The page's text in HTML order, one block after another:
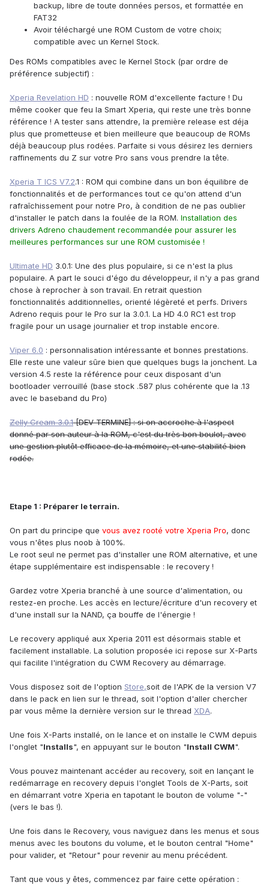
backup, libre de toute données persos, et formattée en
FAT32
Avoir téléchargé une ROM Custom de votre choix;
compatible avec un Kernel Stock.
Des ROMs compatibles avec le Kernel Stock (par ordre de
préférence subjectif) :
Xperia Revelation HD : nouvelle ROM d'excellente facture ! Du
même cooker que feu la Smart Xperia, qui reste une très bonne
référence ! A tester sans attendre, la première release est déja
plus que prometteuse et bien meilleure que beaucoup de ROMs
déjà beaucoup plus rodées. Parfaite si vous désirez les derniers
raffinements du Z sur votre Pro sans vous prendre la tête.
Xperia T ICS V7.2.1 : ROM qui combine dans un bon équilibre de
fonctionnalités et de performances tout ce qu'on attend d'un
rafraîchissement pour notre Pro, à condition de ne pas oublier
d'installer le patch dans la foulée de la ROM. Installation des
drivers Adreno chaudement recommandée pour assurer les
meilleures performances sur une ROM customisée !
Ultimate HD 3.0.1: Une des plus populaire, si ce n'est la plus
populaire. A part le souci d'égo du développeur, il n'y a pas grand
chose à reprocher à son travail. En retrait question
fonctionnalités additionnelles, orienté légèreté et perfs. Drivers
Adreno requis pour le Pro sur la 3.0.1. La HD 4.0 RC1 est trop
fragile pour un usage journalier et trop instable encore.
Viper 6.0 : personnalisation intéressante et bonnes prestations.
Elle reste une valeur sûre bien que quelques bugs la jonchent. La
version 4.5 reste la référence pour ceux disposant d'un
bootloader verrouillé (base stock .587 plus cohérente que la .13
avec le baseband du Pro)
Zelly Cream 3.0.1[DEV TERMINE] : si on accroche à l'aspect
donné par son auteur à la ROM, c'est du très bon boulot, avec
une gestion plutôt efficace de la mémoire, et une stabilité bien
rodée.
Etape 1 : Préparer le terrain.
On part du principe que vous avez rooté votre Xperia Pro, donc
vous n'êtes plus noob à 100%.
Le root seul ne permet pas d'installer une ROM alternative, et une
étape supplémentaire est indispensable : le recovery !
Gardez votre Xperia branché à une source d'alimentation, ou
restez-en proche. Les accès en lecture/écriture d'un recovery et
d'une install sur la NAND, ça bouffe de l'énergie !
Le recovery appliqué aux Xperia 2011 est désormais stable et
facilement installable. La solution proposée ici repose sur X-Parts
qui facilite l'intégration du CWM Recovery au démarrage.
Vous disposez soit de l'option Store,soit de l'APK de la version V7
dans le pack en lien sur le thread, soit l'option d'aller chercher
par vous même la dernière version sur le thread XDA.
Une fois X-Parts installé, on le lance et on installe le CWM depuis
l'onglet "Installs", en appuyant sur le bouton "Install CWM".
Vous pouvez maintenant accéder au recovery, soit en lançant le
redémarrage en recovery depuis l'onglet Tools de X-Parts, soit
en démarrant votre Xperia en tapotant le bouton de volume "-"
(vers le bas !).
Une fois dans le Recovery, vous naviguez dans les menus et sous
menus avec les boutons du volume, et le bouton central "Home"
pour valider, et "Retour" pour revenir au menu précédent.
Tant que vous y êtes, commencez par faire cette opération :